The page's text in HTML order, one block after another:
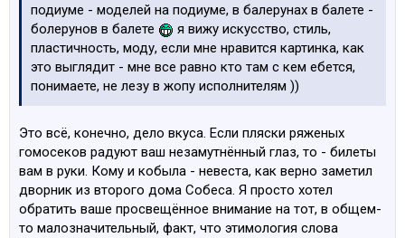
подиуме - моделей на подиуме, в балерунах в балете -
болерунов в балете
я вижу искусство, стиль,
пластичность, моду, если мне нравится картинка, как
это выглядит - мне все равно кто там с кем ебется,
понимаете, не лезу в жопу исполнителям ))
Это всё, конечно, дело вкуса. Если пляски ряженых
гомосеков радуют ваш незамутнённый глаз, то - билеты
вам в руки. Кому и кобыла - невеста, как верно заметил
дворник из второго дома Собеса. Я просто хотел
обратить ваше просвещённое внимание на тот, в общем-
то малозначительный, факт, что этимология слова